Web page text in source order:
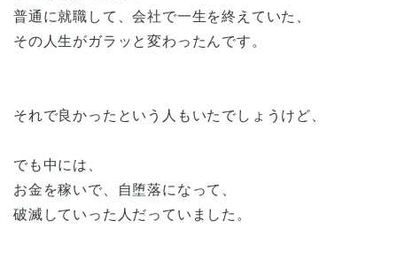
普通に就職して、会社で一生を終えていた、
その人生がガラッと変わったんです。
それで良かったという人もいたでしょうけど、
でも中には、
お金を稼いで、自堕落になって、
破滅していった人だっていました。